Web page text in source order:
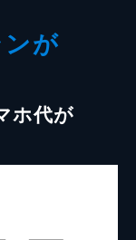
が
ホ代が